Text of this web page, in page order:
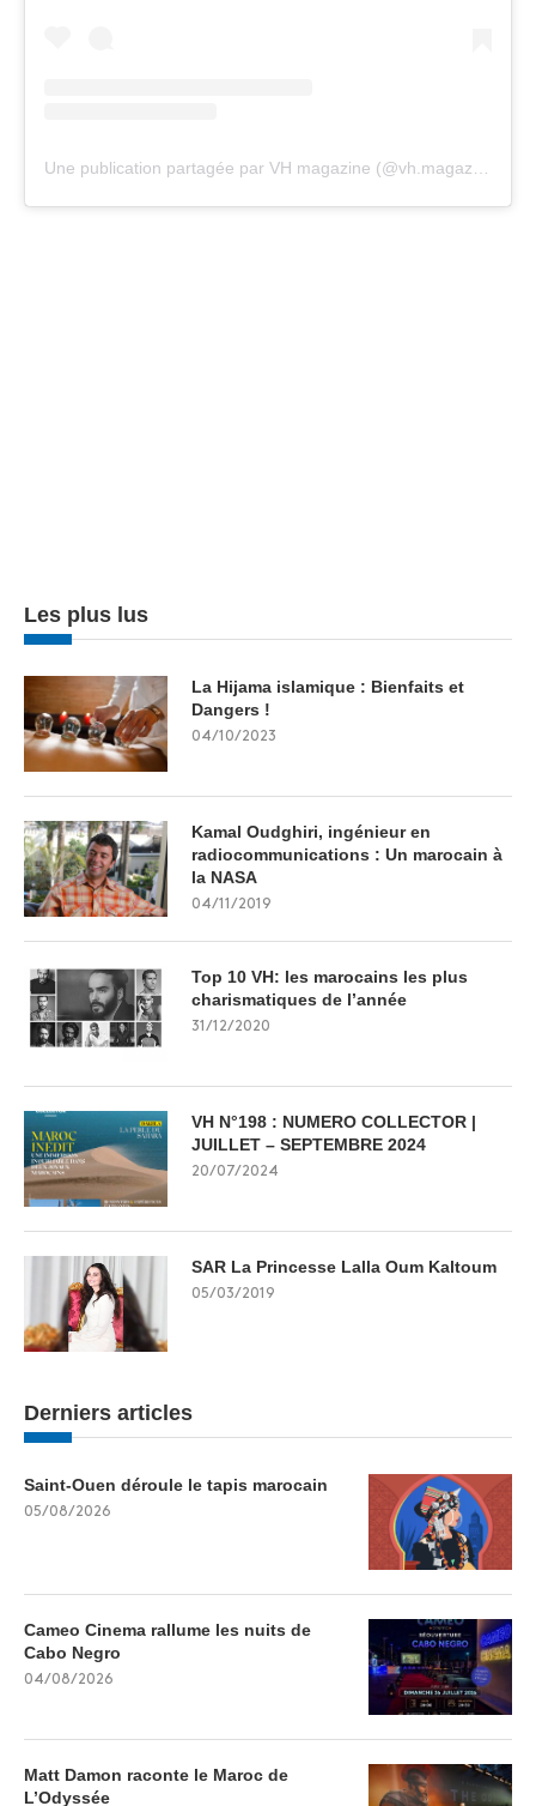
Une publication partagée par VH magazine (@vh.magazine)
Les plus lus
La Hijama islamique : Bienfaits et
Dangers !
04/10/2023
Kamal Oudghiri, ingénieur en
radiocommunications : Un marocain à
la NASA
04/11/2019
Top 10 VH: les marocains les plus
charismatiques de l’année
31/12/2020
VH N°198 : NUMERO COLLECTOR |
JUILLET – SEPTEMBRE 2024
20/07/2024
SAR La Princesse Lalla Oum Kaltoum
05/03/2019
Derniers articles
Saint-Ouen déroule le tapis marocain
05/08/2026
Cameo Cinema rallume les nuits de
Cabo Negro
04/08/2026
Matt Damon raconte le Maroc de
L’Odyssée